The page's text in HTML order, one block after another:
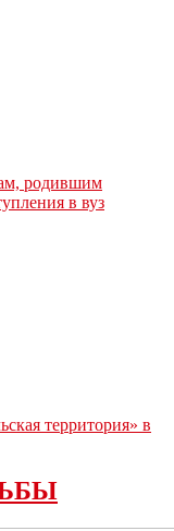
родившим
в вуз
территория» в